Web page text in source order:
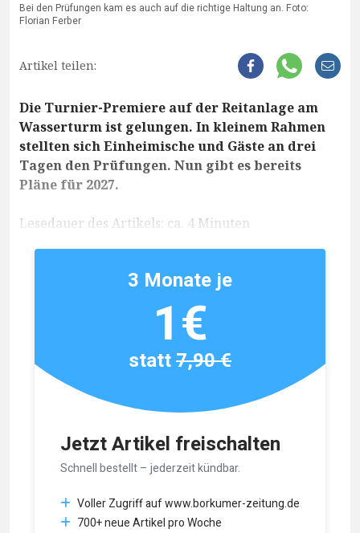
Bei den Prüfungen kam es auch auf die richtige Haltung an. Foto:
Florian Ferber
Artikel teilen:
Die Turnier-Premiere auf der Reitanlage am
Wasserturm ist gelungen. In kleinem Rahmen
stellten sich Einheimische und Gäste an drei
Tagen den Prüfungen. Nun gibt es bereits
Pläne für 2027.
Lesedauer des Artikels: ca. 4 Minuten
Jetzt Artikel freischalten
Schnell bestellt – jederzeit kündbar.
Voller Zugriff auf www.borkumer-zeitung.de
700+ neue Artikel pro Woche
3 Monate je
1€
statt7,90 €